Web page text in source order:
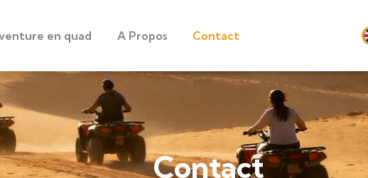
en quad A Propos Contact
Contact